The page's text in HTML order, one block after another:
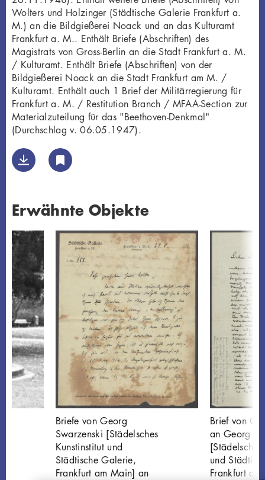
Wolters und Holzinger (Städtische Galerie Frankfurt a.
M.) an die Bildgießerei Noack und an das Kulturamt
Frankfurt a. M.. Enthält Briefe (Abschriften) des
Magistrats von Gross-Berlin an die Stadt Frankfurt a. M.
/ Kulturamt. Enthält Briefe (Abschriften) von der
Bildgießerei Noack an die Stadt Frankfurt am M. /
Kulturamt. Enthält auch 1 Brief der Militärregierung für
Frankfurt a. M. / Restitution Branch / MFAA-Section zur
Materialzuteilung für das "Beethoven-Denkmal"
(Durchschlag v. 06.05.1947).
Erwähnte Objekte
Briefe von Georg
Swarzenski [Städelsches
Kunstinstitut und
Städtische Galerie,
Frankfurt am Main] an
Brief von
an Georg
und
Frankfurt